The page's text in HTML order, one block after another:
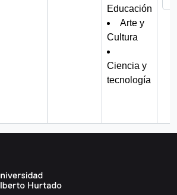
Educación
Arte y
Cultura
Ciencia y
tecnología